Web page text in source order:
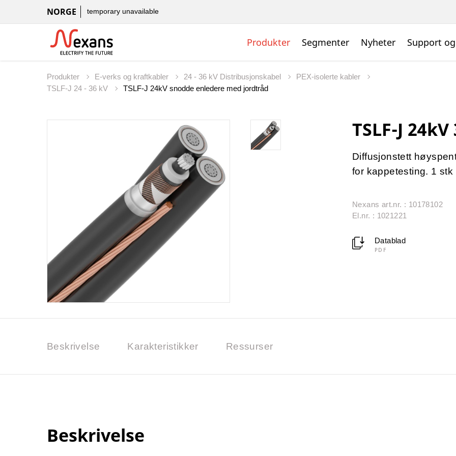
NORGE temporary unavailable
Produkter Segmenter Nyheter Support
Produkter E-verks og kraftkabler 24 - 36 kV Distribusjonskabel
PEX-isolerte kabler
TSLF-J 24 - 36 kV
TSLF-J 24kV snodde enledere med jordtråd
TSLF-J
Diffusjonstett
for kappetesting. 1
Nexans art.nr. : 10178102
El.nr. : 1021221
Datablad
PDF
Beskrivelse Karakteristikker Ressurser
Beskrivelse